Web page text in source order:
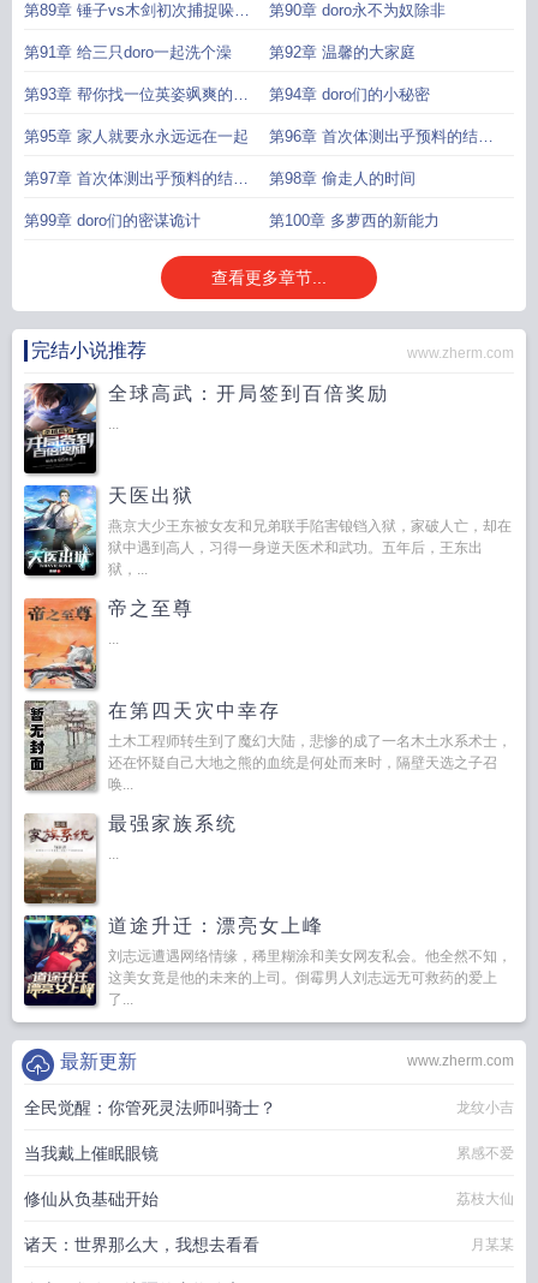
第89章 锤子vs木剑初次捕捉哚娜
丝
第90章 doro永不为奴除非
第91章 给三只doro一起洗个澡 第92章 温馨的大家庭
第93章 帮你找一位英姿飒爽的女
战士
第94章 doro们的小秘密
第95章 家人就要永永远远在一起 第96章 首次体测出乎预料的结果
上
第97章 首次体测出乎预料的结果
下
第98章 偷走人的时间
第99章 doro们的密谋诡计 第100章 多萝西的新能力
查看更多章节...
完结小说推荐 www.zherm.com
全球高武：开局签到百倍奖励
...
天医出狱
燕京大少王东被女友和兄弟联手陷害锒铛入狱，家破人亡，却在
狱中遇到高人，习得一身逆天医术和武功。五年后，王东出
狱，...
帝之至尊
...
在第四天灾中幸存
土木工程师转生到了魔幻大陆，悲惨的成了一名木土水系术士，
还在怀疑自己大地之熊的血统是何处而来时，隔壁天选之子召
唤...
最强家族系统
...
道途升迁：漂亮女上峰
刘志远遭遇网络情缘，稀里糊涂和美女网友私会。他全然不知，
这美女竟是他的未来的上司。倒霉男人刘志远无可救药的爱上
了...
www.zherm.com
最新更新
全民觉醒：你管死灵法师叫骑士？ 龙纹小吉
当我戴上催眠眼镜 累感不爱
修仙从负基础开始 荔枝大仙
诸天：世界那么大，我想去看看 月某某